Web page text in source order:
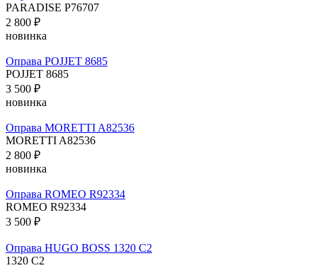
PARADISE P76707
2 800 ₽
новинка
Оправа POJJET 8685
POJJET 8685
3 500 ₽
новинка
Оправа MORETTI A82536
MORETTI A82536
2 800 ₽
новинка
Оправа ROMEO R92334
ROMEO R92334
3 500 ₽
Оправа HUGO BOSS 1320 C2
1320 C2